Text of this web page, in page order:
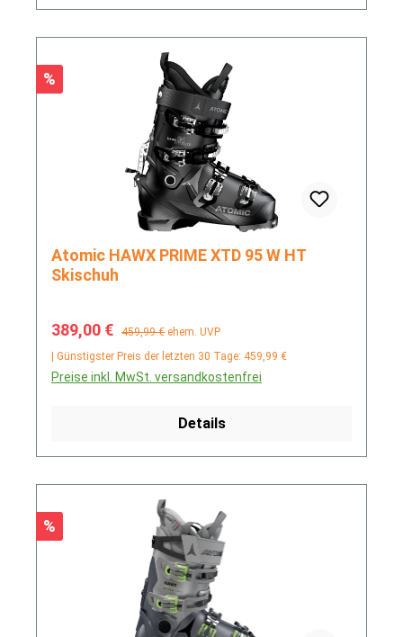
Rabatt
%
Atomic HAWX PRIME XTD 95 W HT
Skischuh
Verkaufspreis:
389,00 € Regulärer Preis:
459,99 € ehem. UVP
| Günstigster Preis der letzten 30 Tage: 459,99 €
Preise inkl. MwSt. versandkostenfrei
Details
Rabatt
%